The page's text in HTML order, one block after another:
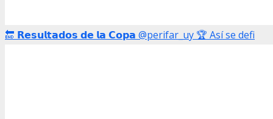
🔚 𝗥𝗲𝘀𝘂𝗹𝘁𝗮𝗱𝗼𝘀 𝗱𝗲 𝗹𝗮 𝗖𝗼𝗽𝗮 @perifar_uy 🏆 Así se defi